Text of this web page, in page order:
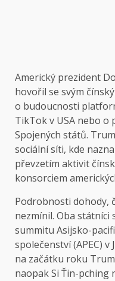
Americký prezident
hovořil se svým
o budoucnosti
TikTok v USA nebo o
Spojených států.
sociální síti, kde
převzetím aktivit
konsorciem
Podrobnosti dohody,
nezmínil. Oba státníci
summitu Asijsko-
společenství (APEC)
na začátku roku
naopak Si Ťin-pching